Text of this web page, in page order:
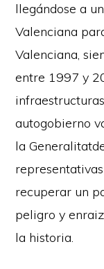
llegándose a
Valenciana
Valenciana,
entre 1997 y
autogobierno
la
recuperar un
peligro y
la historia.